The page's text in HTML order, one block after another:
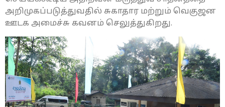
அறிமுகப்படுத்துவதில் சுகாதார மற்றும் வெகுஜன
ஊடக அமைச்சு கவனம் செலுத்துகிறது.